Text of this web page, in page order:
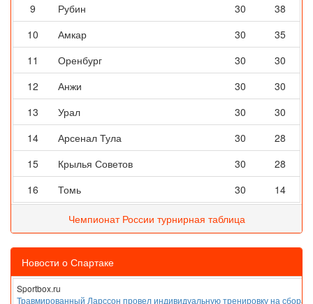
9
Рубин 30
38
10
Амкар 30
35
11
Оренбург 30
30
12
Анжи 30
30
13
Урал 30
30
14
Арсенал Тула 30
28
15
Крылья Советов 30
28
16
Томь 30 14
Чемпионат России турнирная таблица
Новости о Спартаке
Sportbox.ru
Травмированный Ларссон провел индивидуальную тренировку на